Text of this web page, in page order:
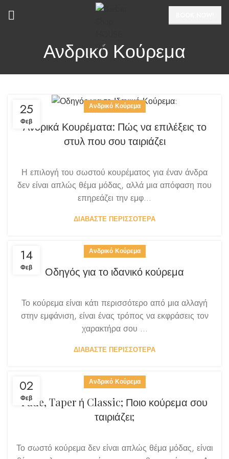
Ανδρικό Κούρεμα
25
Φεβ
Ανδρικό Κούρεμα
Ανδρικά Κουρέματα: Πώς να επιλέξεις το
στυλ που σου ταιριάζει
Η επιλογή του σωστού κουρέματος για έναν άνδρα
δεν είναι απλώς θέμα μόδας, αλλά μια απόφαση που
επηρεάζει την εμφ...
ΔΙΑΒΑΣΤΕ ΠΕΡΙΣΣΟΤΕΡΑ
14
Φεβ
Ανδρικό Κούρεμα
Οδηγός για το ιδανικό κούρεμα
Το κούρεμα είναι κάτι περισσότερο από μια αλλαγή
στην εμφάνιση, είναι ένας τρόπος να εκφράσεις τον
χαρακτήρα σου ...
ΔΙΑΒΑΣΤΕ ΠΕΡΙΣΣΟΤΕΡΑ
02
Φεβ
Ανδρικό Κούρεμα
Fade, Taper ή Classic; Ποιο κούρεμα σου
ταιριάζει;
Το σωστό κούρεμα δεν είναι απλώς θέμα μόδας, είναι